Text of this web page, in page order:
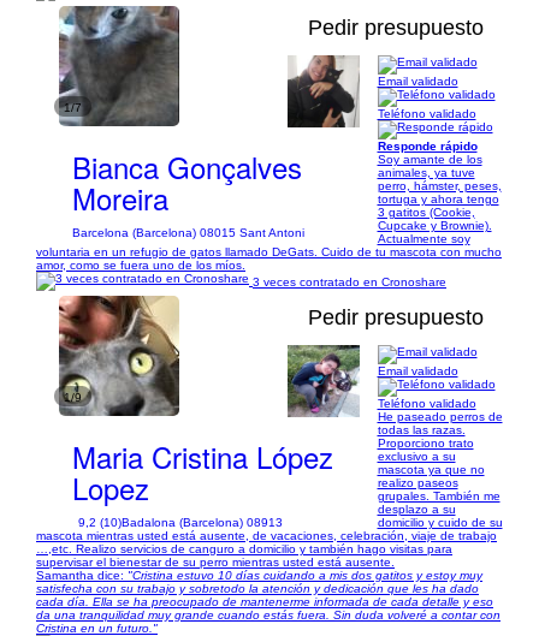
1/7
Pedir presupuesto
Bianca Gonçalves
Moreira
Barcelona (Barcelona) 08015 Sant Antoni
Email validado
Teléfono validado
Responde rápido
Soy amante de los
animales, ya tuve
perro, hámster, peses,
tortuga y ahora tengo
3 gatitos (Cookie,
Cupcake y Brownie).
Actualmente soy
voluntaria en un refugio de gatos llamado DeGats. Cuido de tu mascota con mucho
amor, como se fuera uno de los míos.
3 veces contratado en Cronoshare
1/9
Pedir presupuesto
Maria Cristina López
Lopez
9,2 (10)Badalona (Barcelona) 08913
Email validado
Teléfono validado
He paseado perros de
todas las razas.
Proporciono trato
exclusivo a su
mascota ya que no
realizo paseos
grupales. También me
desplazo a su
domicilio y cuido de su
mascota mientras usted está ausente, de vacaciones, celebración, viaje de trabajo
…,etc. Realizo servicios de canguro a domicilio y también hago visitas para
supervisar el bienestar de su perro mientras usted está ausente.
Samantha dice: "Cristina estuvo 10 días cuidando a mis dos gatitos y estoy muy
satisfecha con su trabajo y sobretodo la atención y dedicación que les ha dado
cada día. Ella se ha preocupado de mantenerme informada de cada detalle y eso
da una tranquilidad muy grande cuando estás fuera. Sin duda volveré a contar con
Cristina en un futuro."